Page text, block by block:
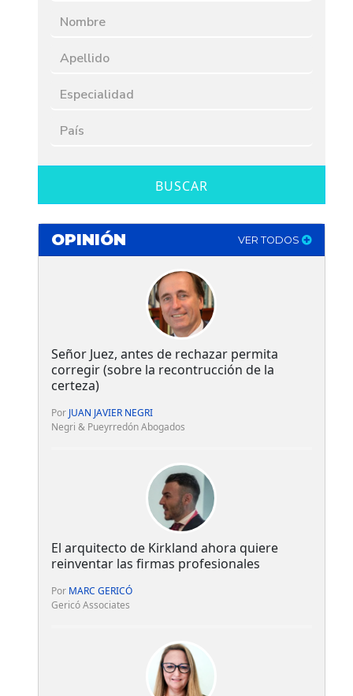
BUSCAR
OPINIÓN VER TODOS
Señor Juez, antes de rechazar permita
corregir (sobre la recontrucción de la
certeza)
Por JUAN JAVIER NEGRI
Negri & Pueyrredón Abogados
El arquitecto de Kirkland ahora quiere
reinventar las firmas profesionales
Por MARC GERICÓ
Gericó Associates